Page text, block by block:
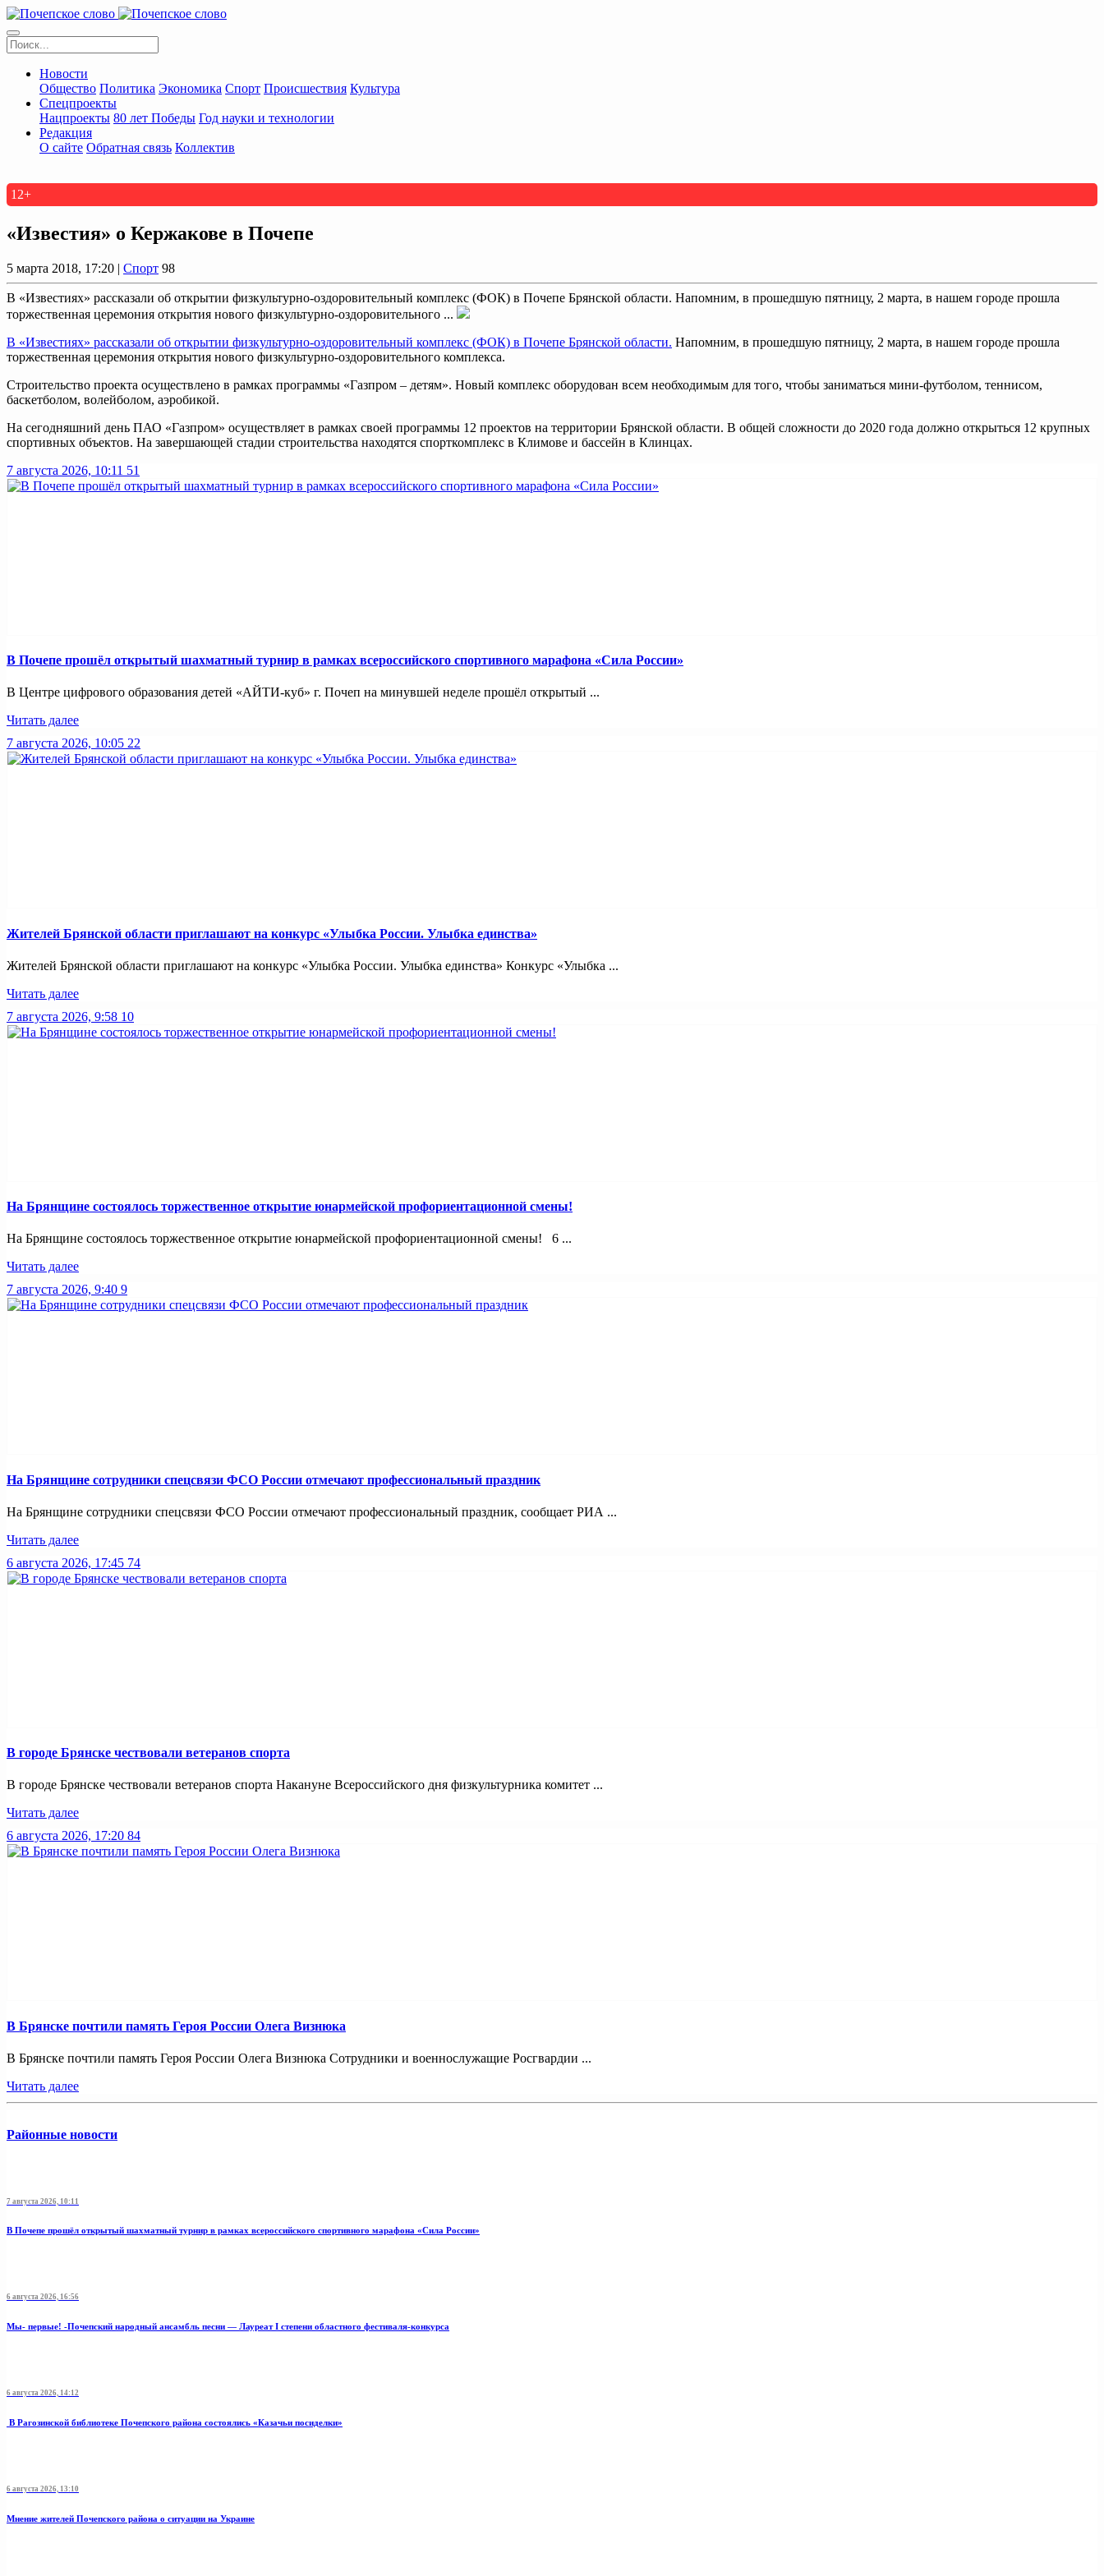
Новости
Общество Политика Экономика Спорт Происшествия Культура
Спецпроекты
Нацпроекты 80 лет Победы Год науки и технологии
Редакция
О сайте Обратная связь Коллектив
12+
«Известия» о Кержакове в Почепе
5 марта 2018, 17:20 | Спорт 98
В «Известиях» рассказали об открытии физкультурно-оздоровительный комплекс (ФОК) в Почепе Брянской области. Напомним, в прошедшую пятницу, 2 марта, в нашем городе прошла
торжественная церемония открытия нового физкультурно-оздоровительного ...
В «Известиях» рассказали об открытии физкультурно-оздоровительный комплекс (ФОК) в Почепе Брянской области. Напомним, в прошедшую пятницу, 2 марта, в нашем городе прошла
торжественная церемония открытия нового физкультурно-оздоровительного комплекса.
Строительство проекта осуществлено в рамках программы «Газпром – детям». Новый комплекс оборудован всем необходимым для того, чтобы заниматься мини-футболом, теннисом,
баскетболом, волейболом, аэробикой.
На сегодняшний день ПАО «Газпром» осуществляет в рамках своей программы 12 проектов на территории Брянской области. В общей сложности до 2020 года должно открыться 12 крупных
спортивных объектов. На завершающей стадии строительства находятся спорткомплекс в Климове и бассейн в Клинцах.
7 августа 2026, 10:11 51
В Почепе прошёл открытый шахматный турнир в рамках всероссийского спортивного марафона «Сила России»
В Центре цифрового образования детей «АЙТИ-куб» г. Почеп на минувшей неделе прошёл открытый ...
Читать далее
7 августа 2026, 10:05 22
Жителей Брянской области приглашают на конкурс «Улыбка России. Улыбка единства»
Жителей Брянской области приглашают на конкурс «Улыбка России. Улыбка единства» Конкурс «Улыбка ...
Читать далее
7 августа 2026, 9:58 10
На Брянщине состоялось торжественное открытие юнармейской профориентационной смены!
На Брянщине состоялось торжественное открытие юнармейской профориентационной смены! 6 ...
Читать далее
7 августа 2026, 9:40 9
На Брянщине сотрудники спецсвязи ФСО России отмечают профессиональный праздник
На Брянщине сотрудники спецсвязи ФСО России отмечают профессиональный праздник, сообщает РИА ...
Читать далее
6 августа 2026, 17:45 74
В городе Брянске чествовали ветеранов спорта
В городе Брянске чествовали ветеранов спорта Накануне Всероссийского дня физкультурника комитет ...
Читать далее
6 августа 2026, 17:20 84
В Брянске почтили память Героя России Олега Визнюка
В Брянске почтили память Героя России Олега Визнюка Сотрудники и военнослужащие Росгвардии ...
Читать далее
Районные новости
7 августа 2026, 10:11
В Почепе прошёл открытый шахматный турнир в рамках всероссийского спортивного марафона «Сила России»
6 августа 2026, 16:56
Мы- первые! -Почепский народный ансамбль песни — Лауреат I степени областного фестиваля-конкурса
6 августа 2026, 14:12
В Рагозинской библиотеке Почепского района состоялись «Казачьи посиделки»
6 августа 2026, 13:10
Мнение жителей Почепского района о ситуации на Украине